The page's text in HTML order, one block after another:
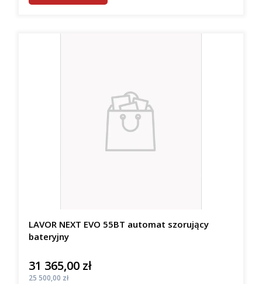
LAVOR NEXT EVO 55BT automat szorujący
bateryjny
Cena
31 365,00 zł
Cena
25 500,00 zł